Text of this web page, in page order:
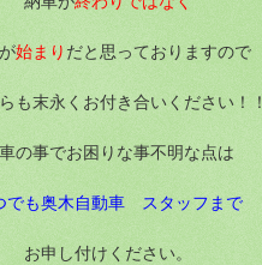
始まり だと思っておりますので
も末永くお付き合いください！！
の事でお困りな事不明な点は
でも奥木自動車 スタッフまで
お申し付けください。